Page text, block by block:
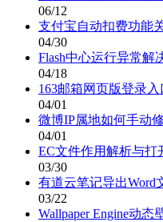
06/12
支付宝自动扣费功能
04/30
Flash中心运行异常解
04/18
163邮箱网页版登录
04/01
微博IP属地如何手动
04/01
EC文件作用解析与打
03/30
有道云笔记导出Word
03/22
Wallpaper Engine动态